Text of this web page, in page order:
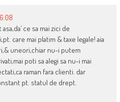
ce sa mai zici de
care mai platim & taxe legale! aia
uneori,chiar nu-i putem
poti sa alegi sa nu-i mai
raman fara clienti. dar
pt. statul de drept.